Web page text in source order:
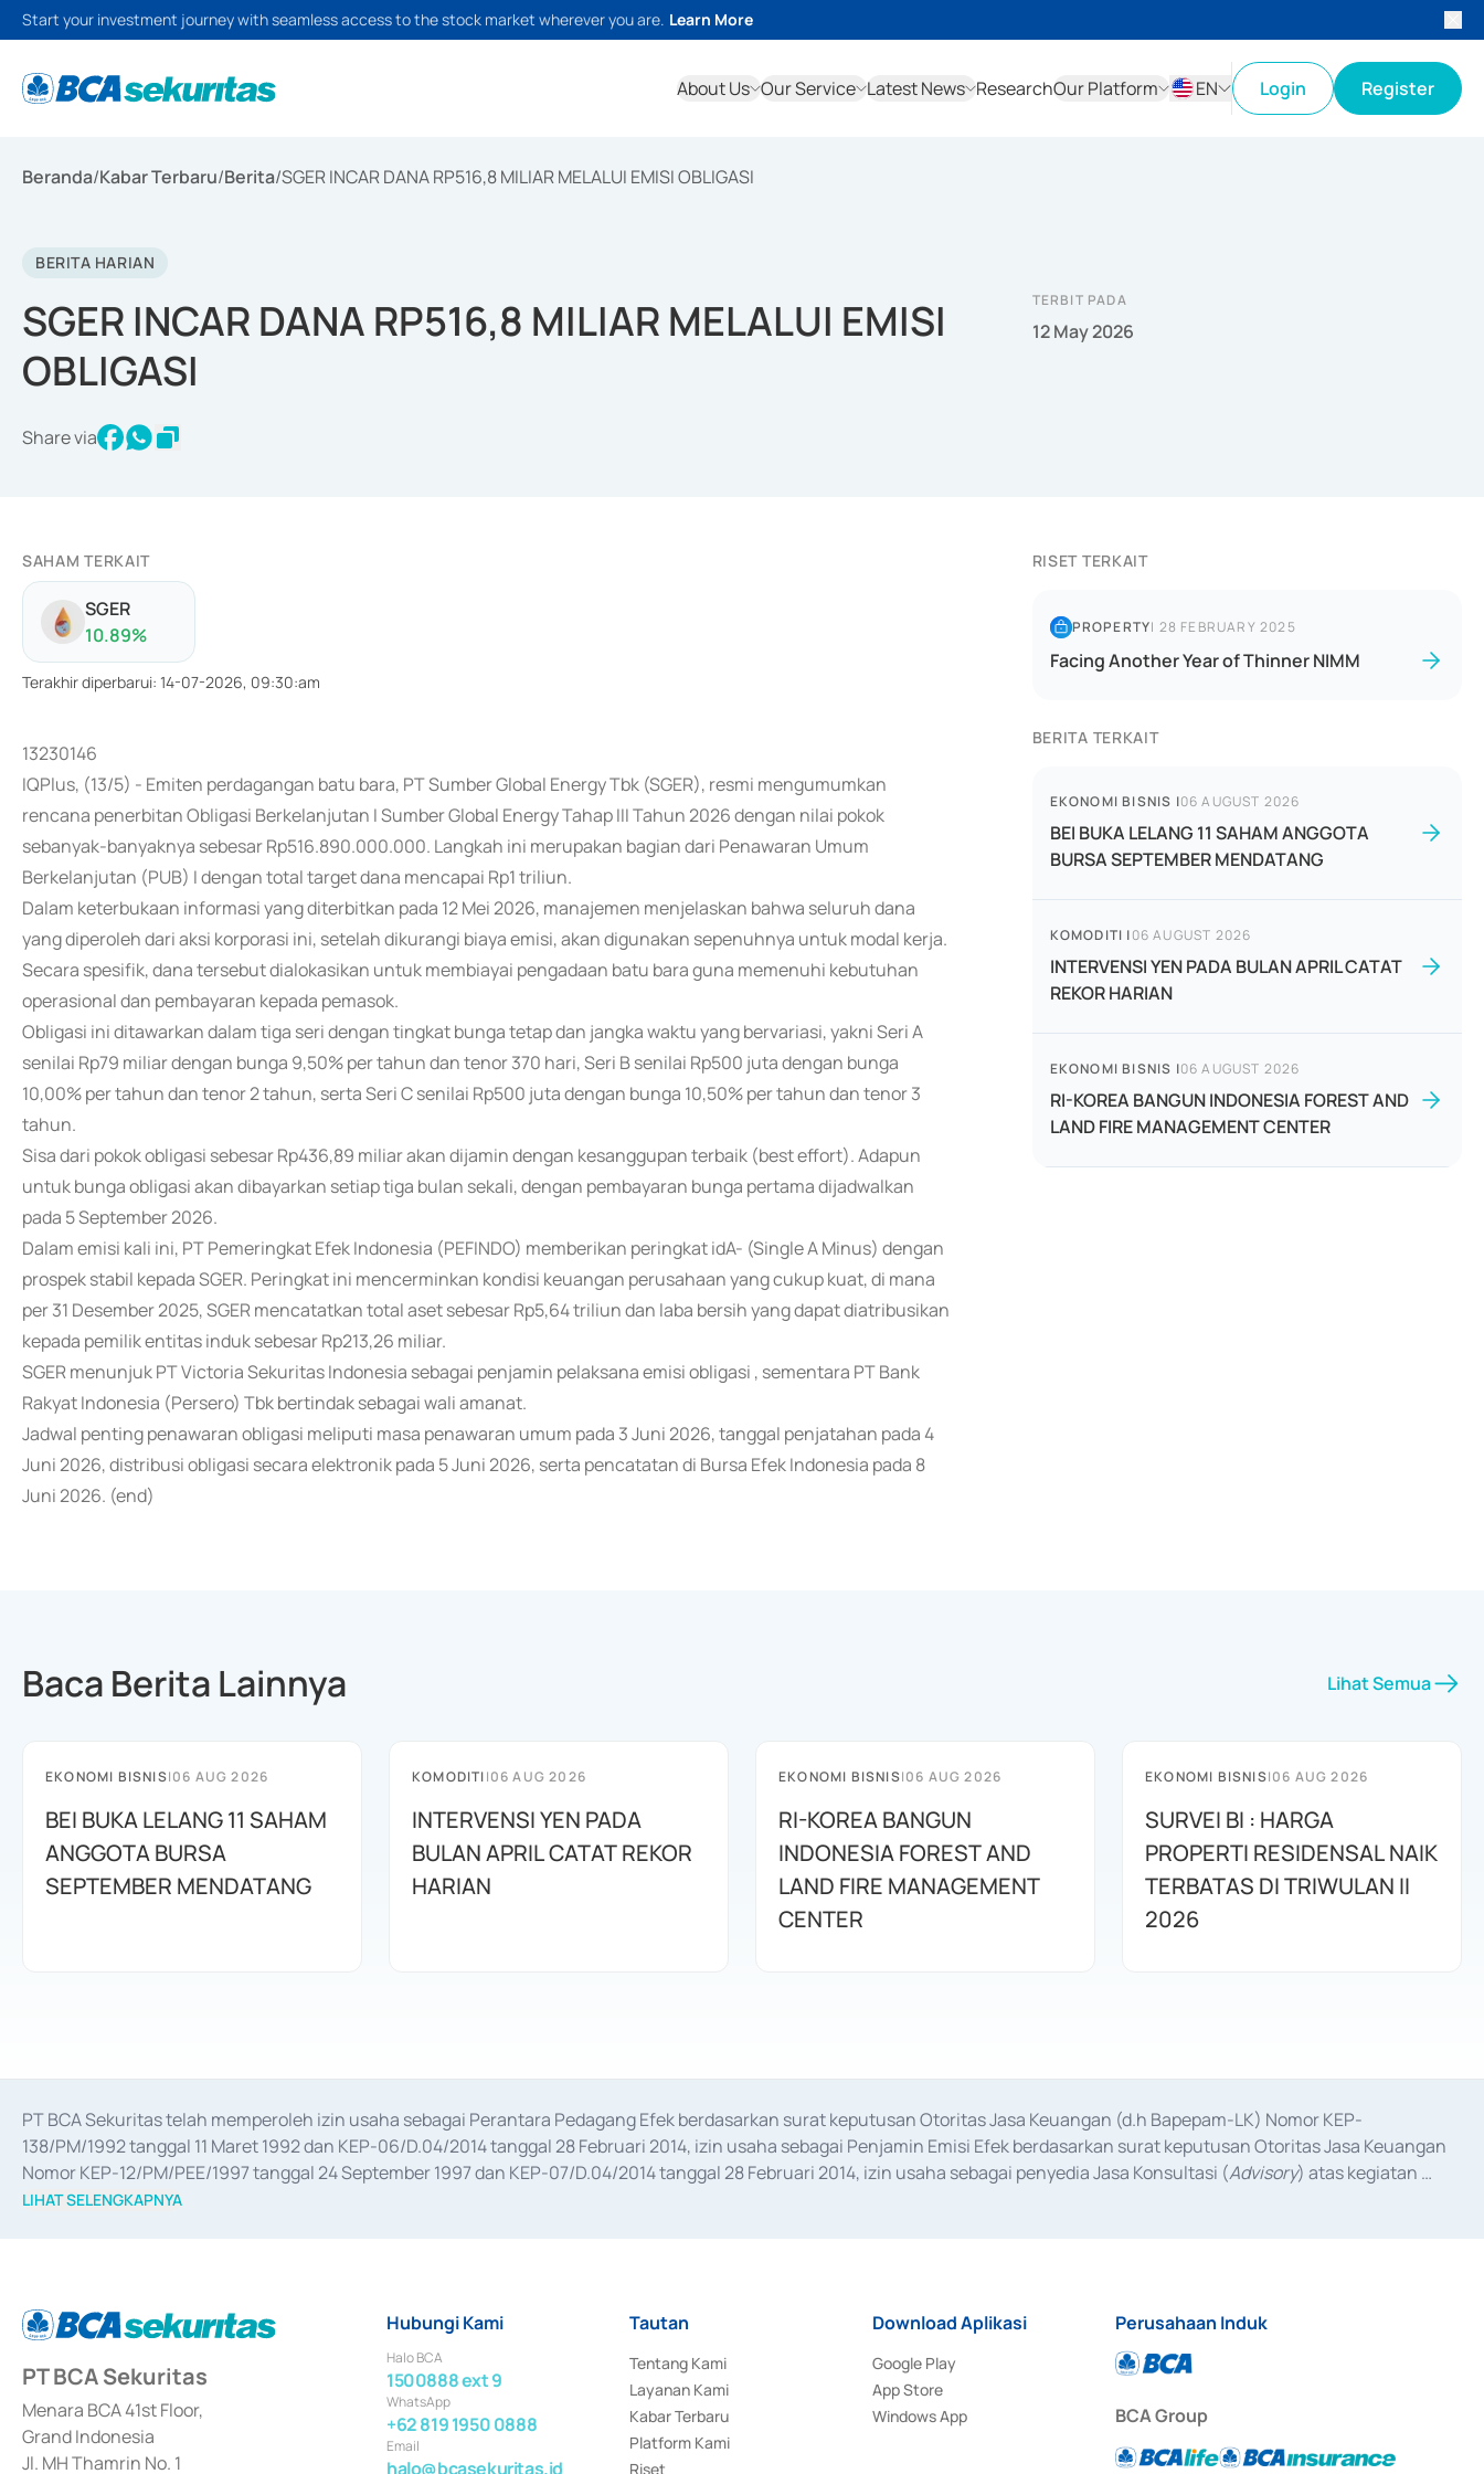
Start your investment journey with seamless access to the stock market wherever you are. Learn More
About Us Our Service Latest News ResearchOur Platform
EN
Login Register
Beranda/Kabar Terbaru/Berita/SGER INCAR DANA RP516,8 MILIAR MELALUI EMISI OBLIGASI
BERITA HARIAN
SGER INCAR DANA RP516,8 MILIAR MELALUI EMISI
OBLIGASI
Share via
TERBIT PADA
12 May 2026
SAHAM TERKAIT
SGER
10.89%
Terakhir diperbarui: 14-07-2026, 09:30:am
13230146
IQPlus, (13/5) - Emiten perdagangan batu bara, PT Sumber Global Energy Tbk (SGER), resmi mengumumkan
rencana penerbitan Obligasi Berkelanjutan I Sumber Global Energy Tahap III Tahun 2026 dengan nilai pokok
sebanyak-banyaknya sebesar Rp516.890.000.000. Langkah ini merupakan bagian dari Penawaran Umum
Berkelanjutan (PUB) I dengan total target dana mencapai Rp1 triliun.
Dalam keterbukaan informasi yang diterbitkan pada 12 Mei 2026, manajemen menjelaskan bahwa seluruh dana
yang diperoleh dari aksi korporasi ini, setelah dikurangi biaya emisi, akan digunakan sepenuhnya untuk modal kerja.
Secara spesifik, dana tersebut dialokasikan untuk membiayai pengadaan batu bara guna memenuhi kebutuhan
operasional dan pembayaran kepada pemasok.
Obligasi ini ditawarkan dalam tiga seri dengan tingkat bunga tetap dan jangka waktu yang bervariasi, yakni Seri A
senilai Rp79 miliar dengan bunga 9,50% per tahun dan tenor 370 hari, Seri B senilai Rp500 juta dengan bunga
10,00% per tahun dan tenor 2 tahun, serta Seri C senilai Rp500 juta dengan bunga 10,50% per tahun dan tenor 3
tahun.
Sisa dari pokok obligasi sebesar Rp436,89 miliar akan dijamin dengan kesanggupan terbaik (best effort). Adapun
untuk bunga obligasi akan dibayarkan setiap tiga bulan sekali, dengan pembayaran bunga pertama dijadwalkan
pada 5 September 2026.
Dalam emisi kali ini, PT Pemeringkat Efek Indonesia (PEFINDO) memberikan peringkat idA- (Single A Minus) dengan
prospek stabil kepada SGER. Peringkat ini mencerminkan kondisi keuangan perusahaan yang cukup kuat, di mana
per 31 Desember 2025, SGER mencatatkan total aset sebesar Rp5,64 triliun dan laba bersih yang dapat diatribusikan
kepada pemilik entitas induk sebesar Rp213,26 miliar.
SGER menunjuk PT Victoria Sekuritas Indonesia sebagai penjamin pelaksana emisi obligasi , sementara PT Bank
Rakyat Indonesia (Persero) Tbk bertindak sebagai wali amanat.
Jadwal penting penawaran obligasi meliputi masa penawaran umum pada 3 Juni 2026, tanggal penjatahan pada 4
Juni 2026, distribusi obligasi secara elektronik pada 5 Juni 2026, serta pencatatan di Bursa Efek Indonesia pada 8
Juni 2026. (end)
RISET TERKAIT
PROPERTY| 28 FEBRUARY 2025
Facing Another Year of Thinner NIMM
BERITA TERKAIT
EKONOMI BISNIS |06 AUGUST 2026
BEI BUKA LELANG 11 SAHAM ANGGOTA
BURSA SEPTEMBER MENDATANG
KOMODITI |06 AUGUST 2026
INTERVENSI YEN PADA BULAN APRIL CATAT
REKOR HARIAN
EKONOMI BISNIS |06 AUGUST 2026
RI-KOREA BANGUN INDONESIA FOREST AND
LAND FIRE MANAGEMENT CENTER
Baca Berita Lainnya Lihat Semua
EKONOMI BISNIS|06 AUG 2026
BEI BUKA LELANG 11 SAHAM
ANGGOTA BURSA
SEPTEMBER MENDATANG
KOMODITI|06 AUG 2026
INTERVENSI YEN PADA
BULAN APRIL CATAT REKOR
HARIAN
EKONOMI BISNIS|06 AUG 2026
RI-KOREA BANGUN
INDONESIA FOREST AND
LAND FIRE MANAGEMENT
CENTER
EKONOMI BISNIS|06 AUG 2026
SURVEI BI : HARGA
PROPERTI RESIDENSAL NAIK
TERBATAS DI TRIWULAN II
2026
PT BCA Sekuritas telah memperoleh izin usaha sebagai Perantara Pedagang Efek berdasarkan surat keputusan Otoritas Jasa Keuangan (d.h Bapepam-LK) Nomor KEP-
138/PM/1992 tanggal 11 Maret 1992 dan KEP-06/D.04/2014 tanggal 28 Februari 2014, izin usaha sebagai Penjamin Emisi Efek berdasarkan surat keputusan Otoritas Jasa Keuangan
Nomor KEP-12/PM/PEE/1997 tanggal 24 September 1997 dan KEP-07/D.04/2014 tanggal 28 Februari 2014, izin usaha sebagai penyedia Jasa Konsultasi (Advisory) atas kegiatan
merger, akuisisi, divestasi, dan
LIHAT SELENGKAPNYA
PT BCA Sekuritas
Menara BCA 41st Floor,
Grand Indonesia
Jl. MH Thamrin No. 1
Hubungi Kami
Halo BCA
1500888 ext 9
WhatsApp
+62 819 1950 0888
Email
halo@bcasekuritas.id
Tautan
Tentang Kami
Layanan Kami
Kabar Terbaru
Platform Kami
Riset
Download Aplikasi
Google Play
App Store
Windows App
Perusahaan Induk
BCA Group